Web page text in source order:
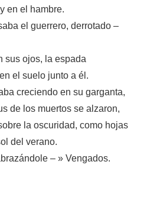
en el hambre.
el guerrero, derrotado –
sus ojos, la espada
el suelo junto a él.
creciendo en su garganta,
de los muertos se alzaron,
la oscuridad, como hojas
del verano.
– » Vengados.